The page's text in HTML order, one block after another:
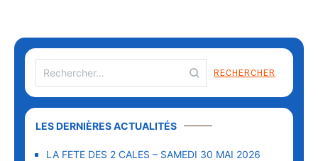
LES DERNIÈRES ACTUALITÉS
LA FETE DES 2 CALES – SAMEDI 30 MAI 2026